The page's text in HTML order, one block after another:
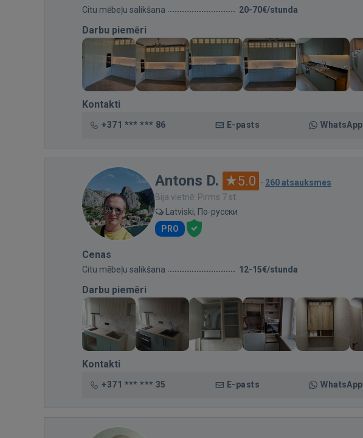
Citu mēbeļu salikšana 20-70€/stunda
Darbu piemēri
Kontakti
+371 *** *** 86 E-pasts WhatsApp
Antons D. 5.0 · 260 atsauksmes
Bija vietnē: Pirms 7 st.
Latviski, По-русски
PRO
Cenas
Citu mēbeļu salikšana 12-15€/stunda
Darbu piemēri
Kontakti
+371 *** *** 35 E-pasts WhatsApp